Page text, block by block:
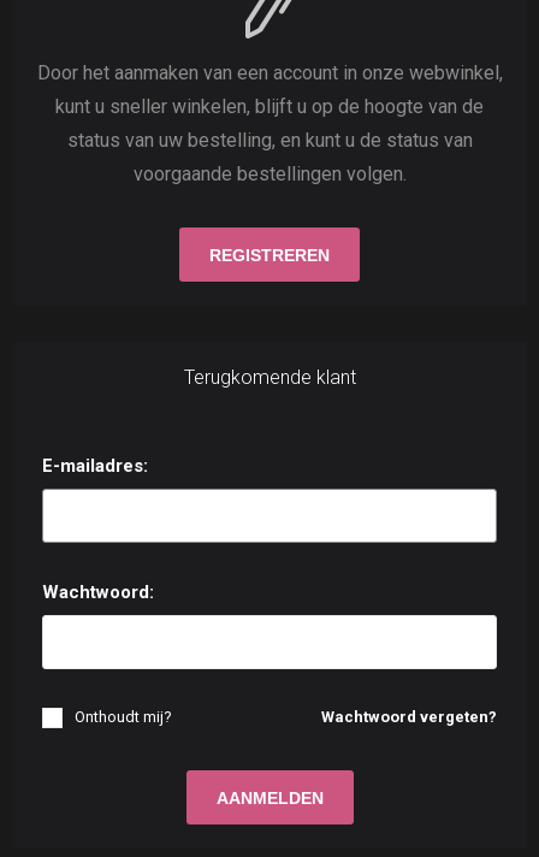
Door het aanmaken van een account in onze webwinkel,
kunt u sneller winkelen, blijft u op de hoogte van de
status van uw bestelling, en kunt u de status van
voorgaande bestellingen volgen.
Terugkomende klant
E-mailadres:
Wachtwoord:
Wachtwoord vergeten?
Onthoudt mij?